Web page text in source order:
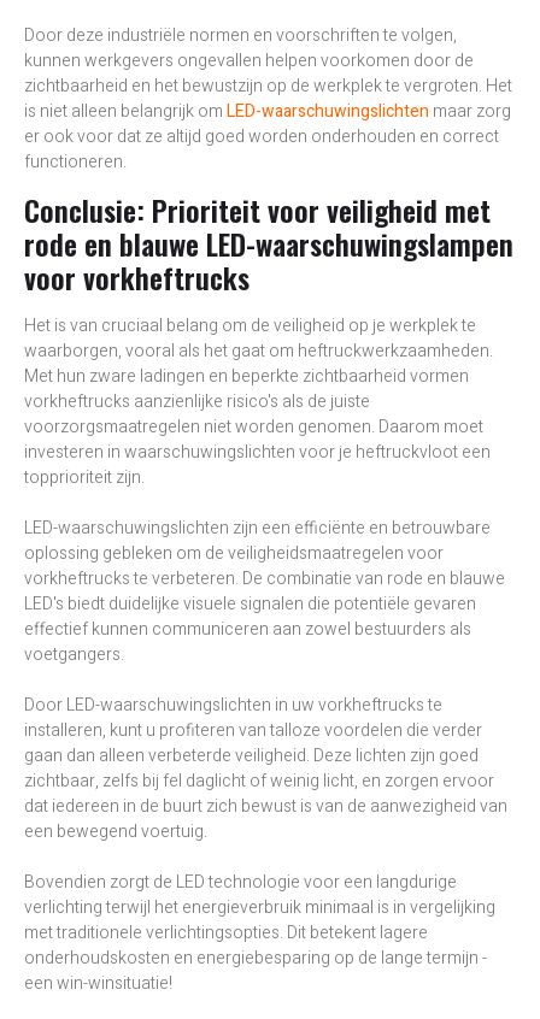
Door deze industriële normen en voorschriften te volgen,
kunnen werkgevers ongevallen helpen voorkomen door de
zichtbaarheid en het bewustzijn op de werkplek te vergroten. Het
is niet alleen belangrijk omLED-waarschuwingslichten maar zorg
er ook voor dat ze altijd goed worden onderhouden en correct
functioneren.
Conclusie: Prioriteit voor veiligheid met
rode en blauwe LED-waarschuwingslampen
voor vorkheftrucks
Het is van cruciaal belang om de veiligheid op je werkplek te
waarborgen, vooral als het gaat om heftruckwerkzaamheden.
Met hun zware ladingen en beperkte zichtbaarheid vormen
vorkheftrucks aanzienlijke risico's als de juiste
voorzorgsmaatregelen niet worden genomen. Daarom moet
investeren in waarschuwingslichten voor je heftruckvloot een
topprioriteit zijn.
LED-waarschuwingslichten zijn een efficiënte en betrouwbare
oplossing gebleken om de veiligheidsmaatregelen voor
vorkheftrucks te verbeteren. De combinatie van rode en blauwe
LED's biedt duidelijke visuele signalen die potentiële gevaren
effectief kunnen communiceren aan zowel bestuurders als
voetgangers.
Door LED-waarschuwingslichten in uw vorkheftrucks te
installeren, kunt u profiteren van talloze voordelen die verder
gaan dan alleen verbeterde veiligheid. Deze lichten zijn goed
zichtbaar, zelfs bij fel daglicht of weinig licht, en zorgen ervoor
dat iedereen in de buurt zich bewust is van de aanwezigheid van
een bewegend voertuig.
Bovendien zorgt de LED technologie voor een langdurige
verlichting terwijl het energieverbruik minimaal is in vergelijking
met traditionele verlichtingsopties. Dit betekent lagere
onderhoudskosten en energiebesparing op de lange termijn -
een win-winsituatie!